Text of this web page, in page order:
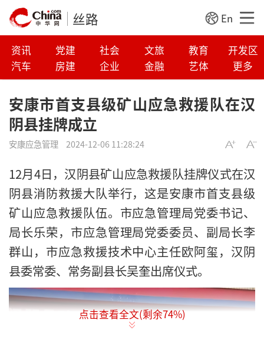
丝路 En
资讯 党建 社会 文旅 教育
开发区
汽车
房建 企业 金融 艺体 更多
安康市首支县级矿山应急救援队在汉
阴县挂牌成立
安康应急管理 2024-12-06 11:28:24
12月4日，汉阴县矿山应急救援队挂牌仪式在汉
阴县消防救援大队举行，这是安康市首支县级
矿山应急救援队伍。市应急管理局党委书记、
局长乐荣，市应急管理局党委委员、副局长李
群山，市应急救援技术中心主任欧阿玺，汉阴
县委常委、常务副县长吴奎出席仪式。
点击查看全文(剩余74%)